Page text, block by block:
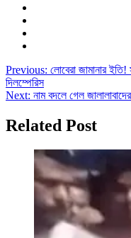
Post
navigation
Previous: লোবেরা জামানার
দিলম্পেরিস
Next: নাম বদলে গেল
Related Post